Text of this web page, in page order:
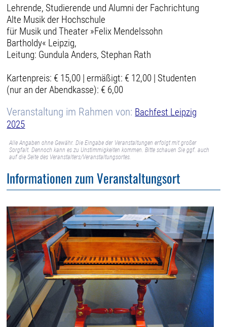
Lehrende, Studierende und Alumni der Fachrichtung
Alte Musik der Hochschule
für Musik und Theater »Felix Mendelssohn
Bartholdy« Leipzig,
Leitung: Gundula Anders, Stephan Rath
Kartenpreis: € 15,00 | ermäßigt: € 12,00 | Studenten
(nur an der Abendkasse): € 6,00
Veranstaltung im Rahmen von: Bachfest Leipzig
2025
Alle Angaben ohne Gewähr. Die Eingabe der Veranstaltungen erfolgt mit großer
Sorgfalt. Dennoch kann es zu Unstimmigkeiten kommen. Bitte schauen Sie ggf. auch
auf die Seite des Veranstalters/Veranstaltungsortes.
Informationen zum Veranstaltungsort